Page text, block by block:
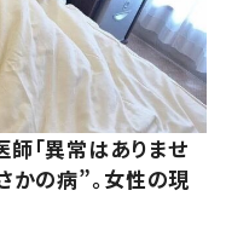
「異常はありませ
かの病”。女性の現